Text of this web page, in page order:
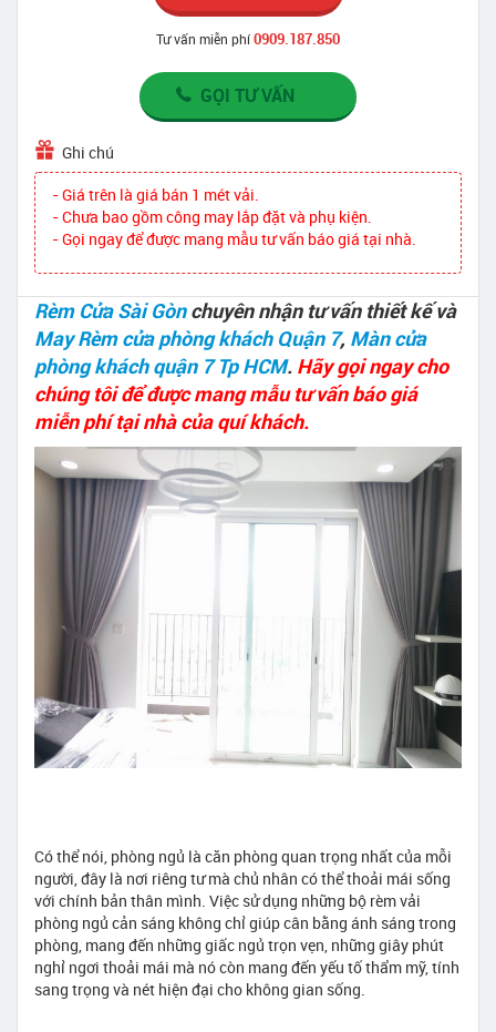
Tư vấn miễn phí0909.187.850
GỌI TƯ VẤN
Ghi chú
- Giá trên là giá bán 1 mét vải.
- Chưa bao gồm công may lắp đặt và phụ kiện.
- Gọi ngay để được mang mẫu tư vấn báo giá tại nhà.
Rèm Cửa Sài Gònchuyên nhận tư vấn thiết kế và
May Rèm cửa phòng khách Quận 7, Màn cửa
phòng khách quận 7 Tp HCM. Hãy gọi ngay cho
chúng tôi để được mang mẫu tư vấn báo giá
miễn phí tại nhà của quí khách.
Có thể nói, phòng ngủ là căn phòng quan trọng nhất của mỗi
người, đây là nơi riêng tư mà chủ nhân có thể thoải mái sống
với chính bản thân mình. Việc sử dụng những bộ rèm vải
phòng ngủ cản sáng không chỉ giúp cân bằng ánh sáng trong
phòng, mang đến những giấc ngủ trọn vẹn, những giây phút
nghỉ ngơi thoải mái mà nó còn mang đến yếu tố thẩm mỹ, tính
sang trọng và nét hiện đại cho không gian sống.